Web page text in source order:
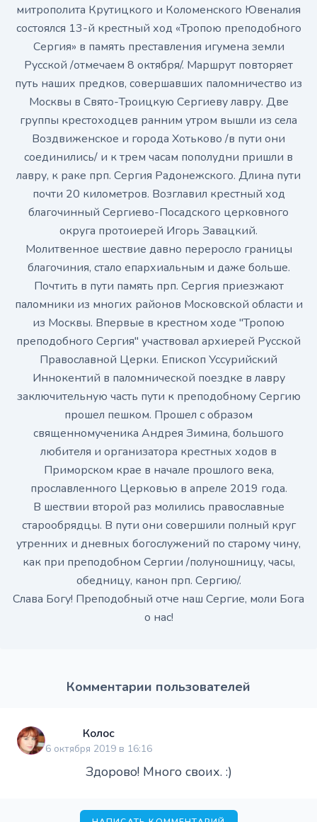
митрополита Крутицкого и Коломенского Ювеналия
состоялся 13-й крестный ход «Тропою преподобного
Сергия» в память преставления игумена земли
Русской /отмечаем 8 октября/. Маршрут повторяет
путь наших предков, совершавших паломничество из
Москвы в Свято-Троицкую Сергиеву лавру. Две
группы крестоходцев ранним утром вышли из села
Воздвиженское и города Хотьково /в пути они
соединились/ и к трем часам пополудни пришли в
лавру, к раке прп. Сергия Радонежского. Длина пути
почти 20 километров. Возглавил крестный ход
благочинный Сергиево-Посадского церковного
округа протоиерей Игорь Завацкий.
Молитвенное шествие давно переросло границы
благочиния, стало епархиальным и даже больше.
Почтить в пути память прп. Сергия приезжают
паломники из многих районов Московской области и
из Москвы. Впервые в крестном ходе "Тропою
преподобного Сергия" участвовал архиерей Русской
Православной Церки. Епископ Уссурийский
Иннокентий в паломнической поездке в лавру
заключительную часть пути к преподобному Сергию
прошел пешком. Прошел с образом
священномученика Андрея Зимина, большого
любителя и организатора крестных ходов в
Приморском крае в начале прошлого века,
прославленного Церковью в апреле 2019 года.
В шествии второй раз молились православные
старообрядцы. В пути они совершили полный круг
утренних и дневных богослужений по старому чину,
как при преподобном Сергии /полуношницу, часы,
обедницу, канон прп. Сергию/.
Слава Богу! Преподобный отче наш Сергие, моли Бога
о нас!
Комментарии пользователей
Колос
6 октября 2019 в 16:16
Здорово! Много своих. :)